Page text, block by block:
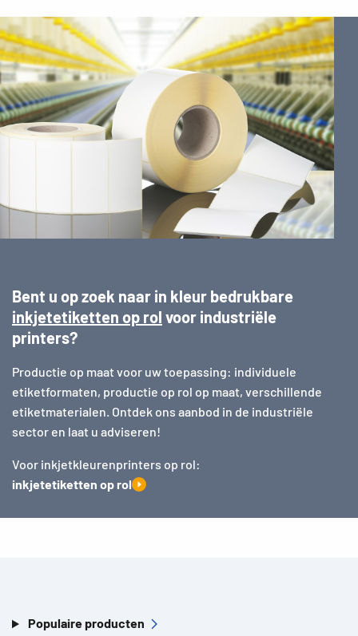
Bent u op zoek naar in kleur bedrukbare
inkjetetiketten op rol voor industriële
printers?
Productie op maat voor uw toepassing: individuele
etiketformaten, productie op rol op maat, verschillende
etiketmaterialen. Ontdek ons aanbod in de industriële
sector en laat u adviseren!
Voor inkjetkleurenprinters op rol:
inkjetetiketten op rol
Populaire producten